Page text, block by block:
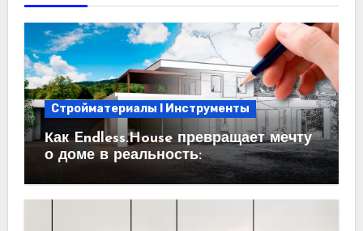
Стройматериалы l Инструменты
Как Endless.House превращает мечту
о доме в реальность:
проектирование под ключ